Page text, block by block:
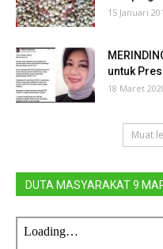
15 Januari
untuk
18 Maret
Muat
DUTA MASYARAKAT 9